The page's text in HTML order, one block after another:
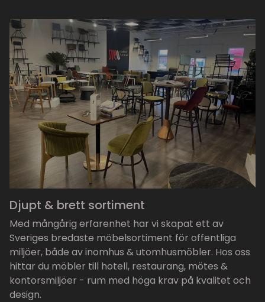
Djupt & brett sortiment
Med mångårig erfarenhet har vi skapat ett av
Sveriges bredaste möbelsortiment för offentliga
miljöer, både av inomhus & utomhusmöbler. Hos oss
hittar du möbler till hotell, restaurang, mötes &
kontorsmiljöer - rum med höga krav på kvalitet och
design.